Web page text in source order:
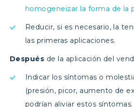
homogeneizar la forma de la
Reducir, si es necesario, la
las primeras aplicaciones.
Después de la aplicación del
Indicar los síntomas o
(presión, picor, aumento de
podrían aliviar estos síntomas.